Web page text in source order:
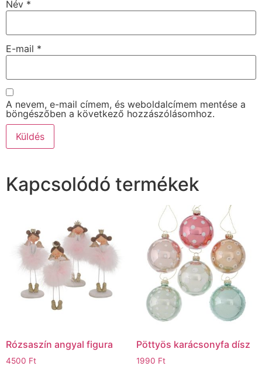
Név *
E-mail *
A nevem, e-mail címem, és weboldalcímem mentése a
böngészőben a következő hozzászólásomhoz.
Kapcsolódó termékek
Rózsaszín angyal figura
4500 Ft
Pöttyös karácsonyfa dísz
1990 Ft